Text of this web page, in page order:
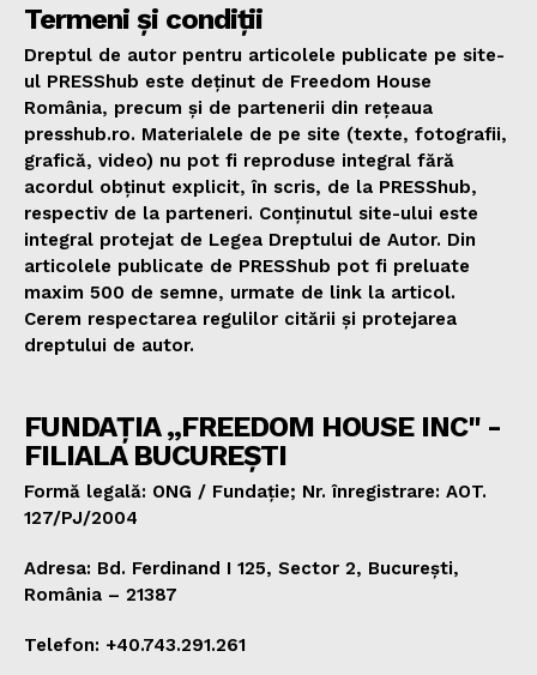
Termeni și condiții
Dreptul de autor pentru articolele publicate pe site-
ul PRESShub este deținut de Freedom House
România, precum și de partenerii din rețeaua
presshub.ro. Materialele de pe site (texte, fotografii,
grafică, video) nu pot fi reproduse integral fără
acordul obținut explicit, în scris, de la PRESShub,
respectiv de la parteneri. Conținutul site-ului este
integral protejat de Legea Dreptului de Autor. Din
articolele publicate de PRESShub pot fi preluate
maxim 500 de semne, urmate de link la articol.
Cerem respectarea regulilor citării și protejarea
dreptului de autor.
FUNDAȚIA „FREEDOM HOUSE INC" -
FILIALA BUCUREȘTI
Formă legală: ONG / Fundație; Nr. înregistrare: AOT.
127/PJ/2004
Adresa: Bd. Ferdinand I 125, Sector 2, București,
România – 21387
Telefon: +40.743.291.261